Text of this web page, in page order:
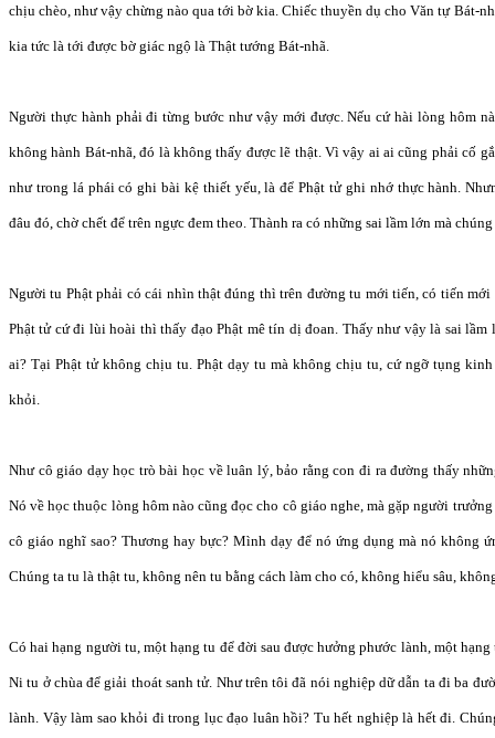
chịu chèo, như vậy chừng nào qua tới bờ kia. Chiếc thuyền dụ cho Văn tự Bát-
kia tức là tới được bờ giác ngộ là Thật tướng Bát-nhã.
Người thực hành phải đi từng bước như vậy mới được. Nếu cứ hài lòng hôm
không hành Bát-nhã, đó là không thấy được lẽ thật. Vì vậy ai ai cũng phải cố
như trong lá phái có ghi bài kệ thiết yếu, là để Phật tử ghi nhớ thực hành.
đâu đó, chờ chết để trên ngực đem theo. Thành ra có những sai lầm lớn mà
Người tu Phật phải có cái nhìn thật đúng thì trên đường tu mới tiến, có tiến mới
Phật tử cứ đi lùi hoài thì thấy đạo Phật mê tín dị đoan. Thấy như vậy là sai
ai? Tại Phật tử không chịu tu. Phật dạy tu mà không chịu tu, cứ ngỡ tụng
khỏi.
Như cô giáo dạy học trò bài học về luân lý, bảo rằng con đi ra đường thấy
Nó về học thuộc lòng hôm nào cũng đọc cho cô giáo nghe, mà gặp người
cô giáo nghĩ sao? Thương hay bực? Mình dạy để nó ứng dụng mà nó không
Chúng ta tu là thật tu, không nên tu bằng cách làm cho có, không hiểu sâu,
Có hai hạng người tu, một hạng tu để đời sau được hưởng phước lành, một
Ni tu ở chùa để giải thoát sanh tử. Như trên tôi đã nói nghiệp dữ dẫn ta đi ba
lành. Vậy làm sao khỏi đi trong lục đạo luân hồi? Tu hết nghiệp là hết đi.